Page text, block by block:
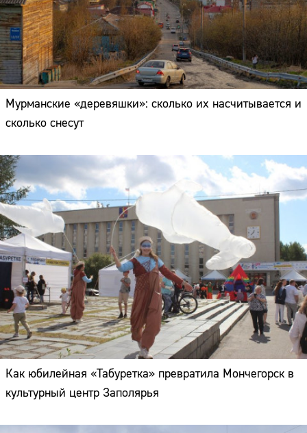
Мурманские «деревяшки»: сколько их насчитывается и
сколько снесут
Как юбилейная «Табуретка» превратила Мончегорск в
культурный центр Заполярья